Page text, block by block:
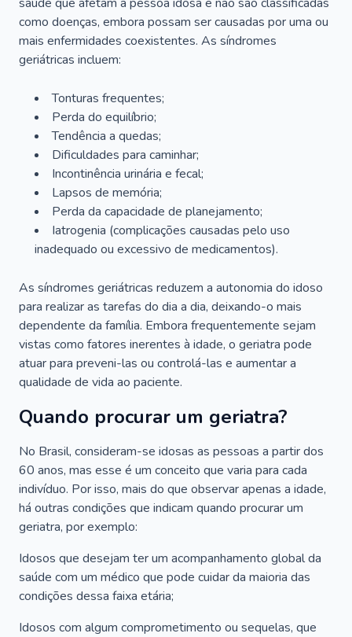
como doenças, embora possam ser causadas por uma ou
mais enfermidades coexistentes. As síndromes
geriátricas incluem:
Tonturas frequentes;
Perda do equilíbrio;
Tendência a quedas;
Dificuldades para caminhar;
Incontinência urinária e fecal;
Lapsos de memória;
Perda da capacidade de planejamento;
Iatrogenia (complicações causadas pelo uso
inadequado ou excessivo de medicamentos).
As síndromes geriátricas reduzem a autonomia do idoso
para realizar as tarefas do dia a dia, deixando-o mais
dependente da família. Embora frequentemente sejam
vistas como fatores inerentes à idade, o geriatra pode
atuar para preveni-las ou controlá-las e aumentar a
qualidade de vida ao paciente.
Quando procurar um geriatra?
No Brasil, consideram-se idosas as pessoas a partir dos
60 anos, mas esse é um conceito que varia para cada
indivíduo. Por isso, mais do que observar apenas a idade,
há outras condições que indicam quando procurar um
geriatra, por exemplo:
Idosos que desejam ter um acompanhamento global da
saúde com um médico que pode cuidar da maioria das
condições dessa faixa etária;
Idosos com algum comprometimento ou sequelas, que